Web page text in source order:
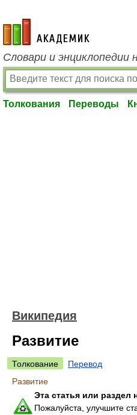
academic.ru
Словари и энциклопедии
Толкования Переводы
Википедия
Развитие
Толкование
Перевод
Развитие
Эта статья или раздел
Пожалуйста, улучшите